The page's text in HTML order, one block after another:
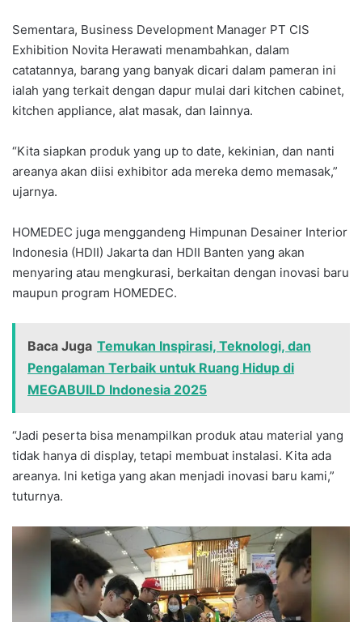
Sementara, Business Development Manager PT CIS
Exhibition Novita Herawati menambahkan, dalam
catatannya, barang yang banyak dicari dalam pameran ini
ialah yang terkait dengan dapur mulai dari kitchen cabinet,
kitchen appliance, alat masak, dan lainnya.
“Kita siapkan produk yang up to date, kekinian, dan nanti
areanya akan diisi exhibitor ada mereka demo memasak,”
ujarnya.
HOMEDEC juga menggandeng Himpunan Desainer Interior
Indonesia (HDII) Jakarta dan HDII Banten yang akan
menyaring atau mengkurasi, berkaitan dengan inovasi baru
maupun program HOMEDEC.
Baca Juga Temukan Inspirasi, Teknologi, dan
Pengalaman Terbaik untuk Ruang Hidup di
MEGABUILD Indonesia 2025
“Jadi peserta bisa menampilkan produk atau material yang
tidak hanya di display, tetapi membuat instalasi. Kita ada
areanya. Ini ketiga yang akan menjadi inovasi baru kami,”
tuturnya.